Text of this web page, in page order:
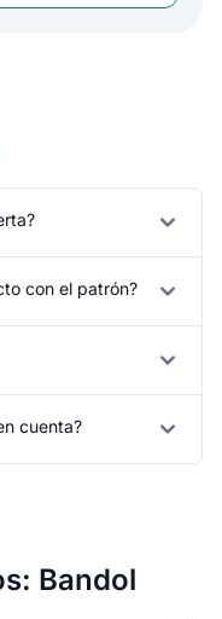
con el patrón?
cuenta?
Bandol